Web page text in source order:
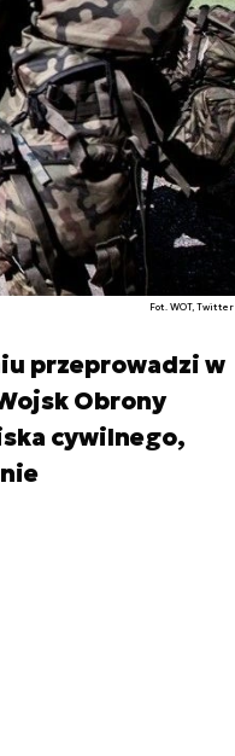
Fot. WOT, Twitter
przeprowadzi w
Obrony
cywilnego,